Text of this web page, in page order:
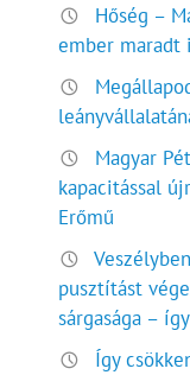
Hőség –
ember maradt
Magyar
kapacitással
Erőmű
pusztítást
sárgasága –
Így